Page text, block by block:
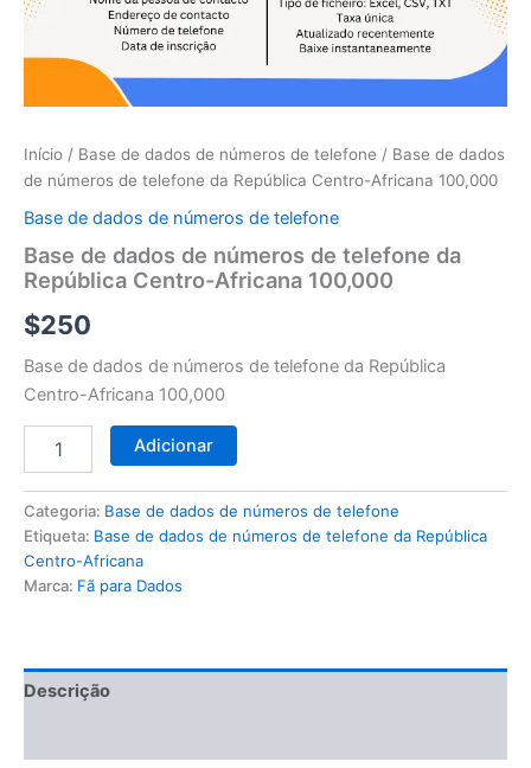
Início / Base de dados de números de telefone / Base de dados
de números de telefone da República Centro-Africana 100,000
Base de dados de números de telefone
Base de dados de números de telefone da
República Centro-Africana 100,000
$250
Base de dados de números de telefone da República
Centro-Africana 100,000
telefone
República
Africana
Adicionar
Categoria: Base de dados de números de telefone
Etiqueta: Base de dados de números de telefone da República
Centro-Africana
Marca: Fã para Dados
Descrição